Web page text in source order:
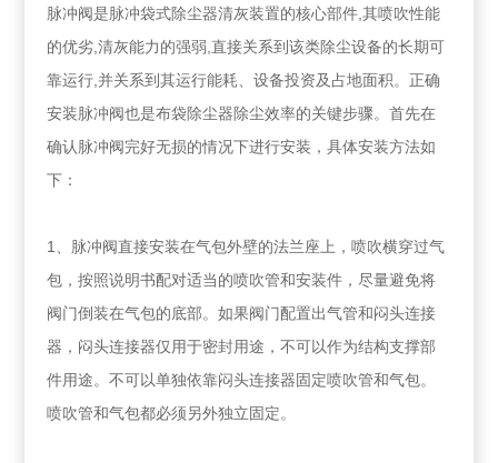
脉冲阀是脉冲袋式除尘器清灰装置的核心部件,其喷吹性能
的优劣,清灰能力的强弱,直接关系到该类除尘设备的长期可
靠运行,并关系到其运行能耗、设备投资及占地面积。正确
安装脉冲阀也是布袋除尘器除尘效率的关键步骤。首先在
确认脉冲阀完好无损的情况下进行安装，具体安装方法如
下：
1、脉冲阀直接安装在气包外壁的法兰座上，喷吹横穿过气
包，按照说明书配对适当的喷吹管和安装件，尽量避免将
阀门倒装在气包的底部。如果阀门配置出气管和闷头连接
器，闷头连接器仅用于密封用途，不可以作为结构支撑部
件用途。不可以单独依靠闷头连接器固定喷吹管和气包。
喷吹管和气包都必须另外独立固定。